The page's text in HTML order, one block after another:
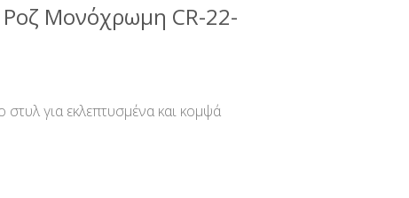
Μονόχρωμη CR-22-
για εκλεπτυσμένα και κομψά